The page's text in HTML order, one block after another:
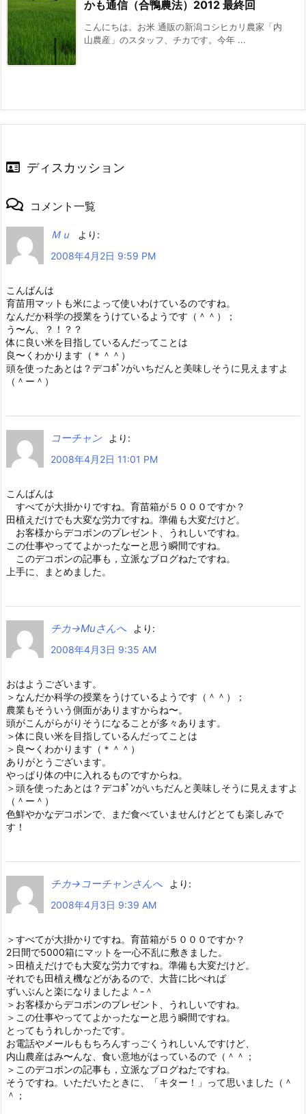
かも通信（合鴨農法）2012 最終回
こんにちは。お米 通販の新潟コシヒカリ農家「内
山農産」のスタッフ、チカです。今年 ...
ディスカッション
コメント一覧
Ｍｕ
より:
2008年4月2日 9:59 PM
こんばんは
育苗用マットも米によって使いわけているのですね。
なんだか科学の授業をうけているようです（＾＾）；
う〜ん、？！？？
体に良い米を目指しているんだってことは
良〜くわかります（＊＾＾）
頭を使ったあとは？デコﾎﾟﾝがいちだんと美味しそうに見えますよ
（＾ー＾）
コーチャン
より:
2008年4月2日 11:01 PM
こんばんは
すべてが大掛かりですね。育苗箱が５０００ですか？
田植えだけでも大変な労力ですね。準備も大変だけど。
お客様からデコポンのプレゼント、うれしいですね。
この仕事やっててよかったなーと思う瞬間ですね。
このデコポンの記事も，立派なブログねたですね。
上手に、まとめました。
チカ→Muさんへ
より:
2008年4月3日 9:35 AM
おはようございます。
＞なんだか科学の授業をうけているようです（＾＾）；
農業もそういう側面がありますからね〜。
頭がこんがらがりそうになることが多々あります。
＞体に良い米を目指しているんだってことは
＞良〜くわかります（＊＾＾）
ありがとうございます。
やっぱり体の中に入れるものですからね。
＞頭を使ったあとは？デコﾎﾟﾝがいちだんと美味しそうに見えますよ
（＾ー＾）
色鮮やかなデコポンで、まだ食べていませんけどとても楽しみで
す！
チカ→コーチャンさんへ
より:
2008年4月3日 9:39 AM
＞すべてが大掛かりですね。育苗箱が５０００ですか？
2日間で5000箱にマットを一心不乱に敷きました。
＞田植えだけでも大変な労力ですね。準備も大変だけど。
それでも田植え機などがあるので、大昔に比べれば
ずいぶんと楽になりましたよ＾-＾
＞お客様からデコポンのプレゼント、うれしいですね。
＞この仕事やっててよかったなーと思う瞬間ですね。
とってもうれしかったです。
お電話やメールももちろんすっごくうれしいんですけど、
内山農産はみ〜んな、食い意地がはっているので（＾＾；
＞このデコポンの記事も，立派なブログねたですね。
そうですね。いただいたときに、「キター！」って思いました（＾
＾；